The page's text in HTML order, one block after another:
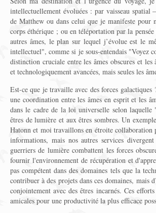
intellectuellement évoluées : par vaisseau
de Matthew ou dans celui que je manifeste pour
corps éthérique ; ou en téléportation par la
autres âmes, le plan sur lequel j’évolue est le
intellectuel", comme si je sous-entendais "Voyez
distinction cruciale entre les âmes obscures et
et technologiquement avancées, mais seules les
Est-ce que je travaille avec des forces
une coordination entre les âmes en esprit et les
dans le cadre de la loi universelle selon
êtres de lumière et aux êtres sombres. Un
Hatonn et moi travaillons en étroite
informations, mais nos autres services
guerriers de lumière combattent les forces
fournir l'environnement de récupération et
pas compétent dans des domaines tels que la
contribuer à des projets dans ces domaines, mais
conjointement avec des êtres incarnés. Ces
amicales pour une productivité la plus efficace